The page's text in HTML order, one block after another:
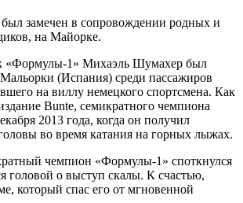
замечен в сопровождении родных и
на Майорке.
«Формулы-1» Михаэль Шумахер был
(Испания) среди пассажиров
на виллу немецкого спортсмена. Как
Bunte, семикратного чемпиона
2013 года, когда он получил
во время катания на горных лыжах.
чемпион «Формулы-1» споткнулся
головой о выступ скалы. К счастью,
который спас его от мгновенной